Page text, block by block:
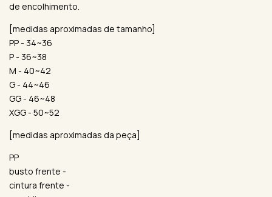
de encolhimento.
[medidas aproximadas de tamanho]
PP - 34~36
P - 36~38
M - 40~42
G - 44~46
GG - 46~48
XGG - 50~52
[medidas aproximadas da peça]
PP
busto frente -
cintura frente -